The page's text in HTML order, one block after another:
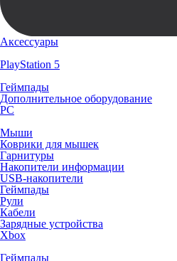
Аксессуары
PlayStation 5
Геймпады
Дополнительное оборудование
PC
Мыши
Коврики для мышек
Гарнитуры
Накопители информации
USB-накопители
Геймпады
Рули
Кабели
Зарядные устройства
Xbox
Геймпады